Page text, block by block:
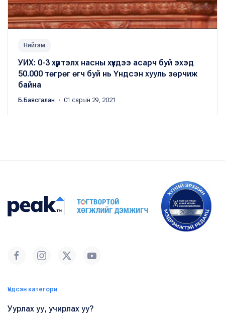
Нийгэм
УИХ: 0-3 хүртэлх насны хүүхдээ асарч буй эхэд
50.000 төгрөг өгч буй нь Үндсэн хууль зөрчиж
байна
Б.Баясгалан ・ 01 сарын 29, 2021
Үндсэн категори
Уурлах уу, учирлах уу?